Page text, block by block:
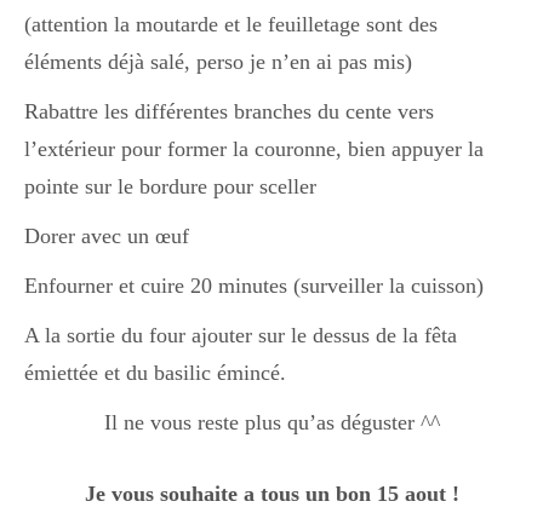
(attention la moutarde et le feuilletage sont des
éléments déjà salé, perso je n’en ai pas mis)
Rabattre les différentes branches du cente vers
l’extérieur pour former la couronne, bien appuyer la
pointe sur le bordure pour sceller
Dorer avec un œuf
Enfourner et cuire 20 minutes (surveiller la cuisson)
A la sortie du four ajouter sur le dessus de la fêta
émiettée et du basilic émincé.
Il ne vous reste plus qu’as déguster ^^
Je vous souhaite a tous un bon 15 aout !